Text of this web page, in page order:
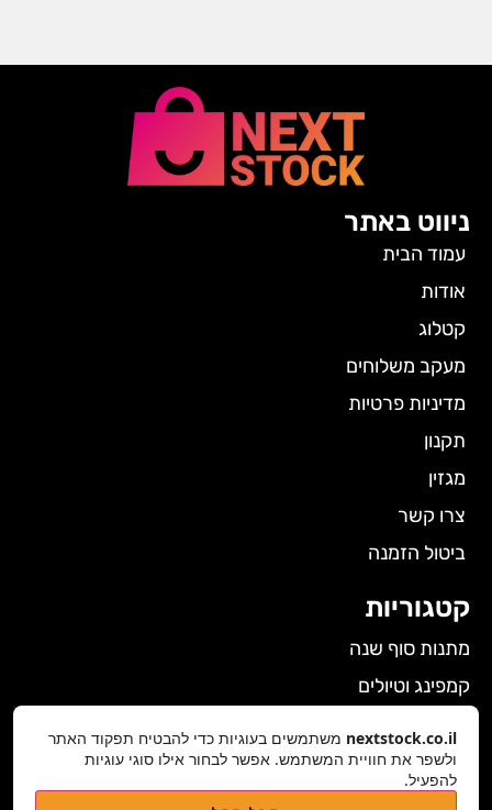
ניווט באתר
עמוד הבית
אודות
קטלוג
מעקב משלוחים
מדיניות פרטיות
תקנון
מגזין
צרו קשר
ביטול הזמנה
קטגוריות
מתנות סוף שנה
קמפינג וטיולים
גאדג'טים
nextstock.co.il משתמשים בעוגיות כדי להבטיח תפקוד האתר
ולשפר את חוויית המשתמש. אפשר לבחור אילו סוגי עוגיות
להפעיל.